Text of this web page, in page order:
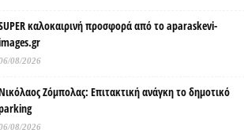
καλοκαιρινή προσφορά από το aparaskevi-
08/2026
Ζόμπολας: Επιτακτική ανάγκη το δημοτικό
08/2026